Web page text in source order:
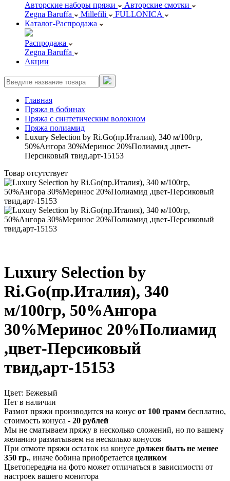
Авторские наборы пряжи
Авторские смотки
Zegna Baruffa
Millefili
FULLONICA
Каталог-Распродажа
Распродажа
Zegna Baruffa
Акции
Главная
Пряжа в бобинах
Пряжа с синтетическим волокном
Пряжа полиамид
Luxury Selection by Ri.Go(пр.Италия), 340 м/100гр,
50%Ангора 30%Меринос 20%Полиамид ,цвет-
Персиковый твид,арт-15153
Товар отсутствует
Luxury Selection by
Ri.Go(пр.Италия), 340
м/100гр, 50%Ангора
30%Меринос 20%Полиамид
,цвет-Персиковый
твид,арт-15153
Цвет: Бежевый
Нет в наличии
Размот пряжи производится на конус от 100 грамм бесплатно,
стоимость конуса - 20 рублей
Мы не сматываем пряжу в несколько сложений, но по вашему
желанию разматываем на несколько конусов
При отмоте пряжи остаток на конусе должен быть не менее
350 гр., иначе бобина приобретается целиком
Цветопередача на фото может отличаться в зависимости от
настроек вашего монитора